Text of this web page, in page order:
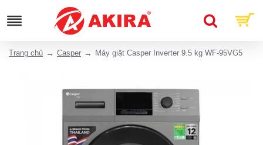
Trang chủ Casper Máy giặt Casper Inverter 9.5 kg WF-95VG5